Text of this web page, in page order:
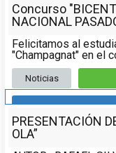
Concurso
NACIONAL
Felicitamos al
"Champagnat" en el
Noticias
PRESENTACIÓN
OLA”